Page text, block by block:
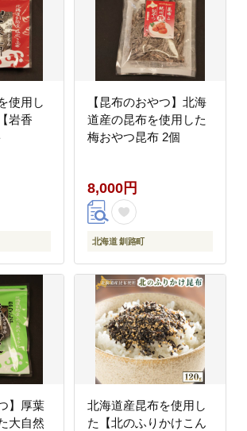
使用し
岩香
【昆布のおやつ】北海
道産の昆布を使用した
梅おやつ昆布 2個
8,000円
北海道 釧路町
】厚葉
大自然
北海道産昆布を使用し
た【北のふりかけこん